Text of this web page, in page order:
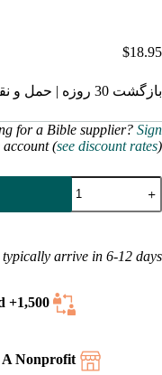
$18.95
بازگشت 30 روزه | حمل و نقل با نرخ ثابت
for a Bible supplier? Sign
account (see discount rates).
جرات
کردم
و
پدر
arrive in 6-12 days.
1,500+ Customers
Nonprofit